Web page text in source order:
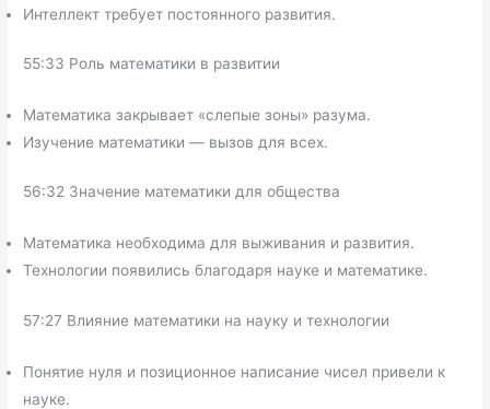
Интеллект требует постоянного развития.
55:33 Роль математики в развитии
Математика закрывает «слепые зоны» разума.
Изучение математики — вызов для всех.
56:32 Значение математики для общества
Математика необходима для выживания и развития.
Технологии появились благодаря науке и математике.
57:27 Влияние математики на науку и технологии
Понятие нуля и позиционное написание чисел привели к
науке.